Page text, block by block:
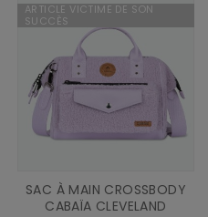
SAC À MAIN CROSSBODY
CABAÏA CLEVELAND
ARTICLE VICTIME DE SON
SUCCÈS